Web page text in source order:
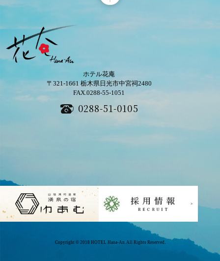
ホテル花庵
〒321-1661栃木県日光市中宮祠2480
FAX.0288-55-1051
0288-51-0105
Copyright © 2018 HOTEL Hana-An. All Rights Reserved.